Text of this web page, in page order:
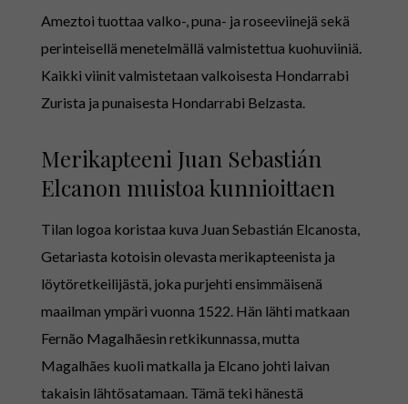
Ameztoi tuottaa valko-, puna- ja roseeviinejä sekä
perinteisellä menetelmällä valmistettua kuohuviiniä.
Kaikki viinit valmistetaan valkoisesta Hondarrabi
Zurista ja punaisesta Hondarrabi Belzasta.
Merikapteeni Juan Sebastián
Elcanon muistoa kunnioittaen
Tilan logoa koristaa kuva Juan Sebastián Elcanosta,
Getariasta kotoisin olevasta merikapteenista ja
löytöretkeilijästä, joka purjehti ensimmäisenä
maailman ympäri vuonna 1522. Hän lähti matkaan
Fernão Magalhãesin retkikunnassa, mutta
Magalhães kuoli matkalla ja Elcano johti laivan
takaisin lähtösatamaan. Tämä teki hänestä